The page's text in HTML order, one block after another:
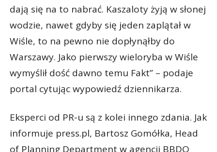
dają się na to nabrać. Kaszaloty żyją w słonej
wodzie, nawet gdyby się jeden zaplątał w
Wiśle, to na pewno nie dopłynąłby do
Warszawy. Jako pierwszy wieloryba w Wiśle
wymyślił dość dawno temu Fakt” – podaje
portal cytując wypowiedź dziennikarza.
Eksperci od PR-u są z kolei innego zdania. Jak
informuje press.pl, Bartosz Gomółka, Head
of Planning Department w agencji BBDO